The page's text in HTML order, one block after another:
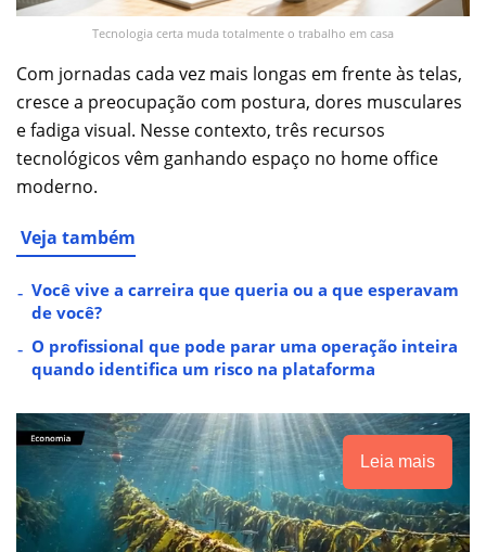
Tecnologia certa muda totalmente o trabalho em casa
Com jornadas cada vez mais longas em frente às telas,
cresce a preocupação com postura, dores musculares
e fadiga visual. Nesse contexto, três recursos
tecnológicos vêm ganhando espaço no home office
moderno.
Veja também
Você vive a carreira que queria ou a que esperavam
de você?
O profissional que pode parar uma operação inteira
quando identifica um risco na plataforma
Leia mais